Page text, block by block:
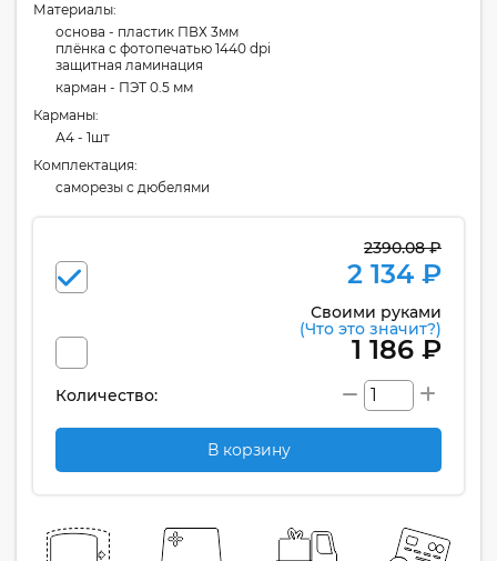
Материалы:
основа - пластик ПВХ 3мм
плёнка с фотопечатью 1440 dpi
защитная ламинация
карман - ПЭТ 0.5 мм
Карманы:
А4 - 1шт
Комплектация:
cаморезы с дюбелями
2390.08 ₽
2 134 ₽
Своими руками
(Что это значит?)
1 186 ₽
Количество:
В корзину